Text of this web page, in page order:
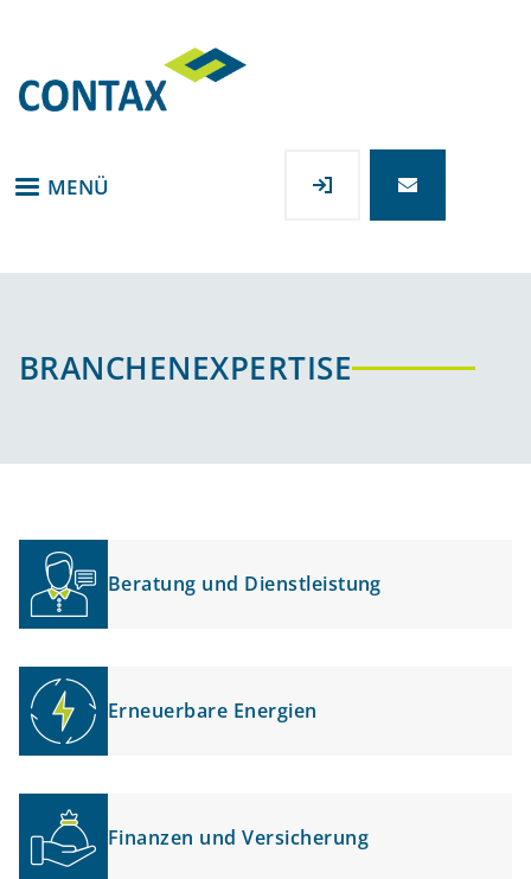
MENÜ
BRANCHENEXPERTISE
Beratung und Dienstleistung
Erneuerbare Energien
Finanzen und Versicherung